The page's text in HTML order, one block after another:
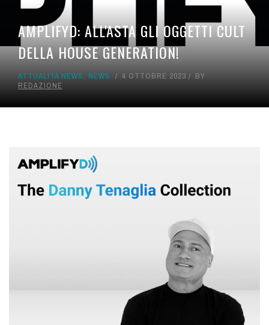
AMPLIFYD: ALL'ASTA GLI OGGETTI CULT
DELLA HOUSE GENERATION!
ATTUALITÀ NEWS, NEWS 4 OTTOBRE 2023
BY
REDAZIONE